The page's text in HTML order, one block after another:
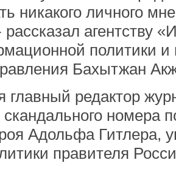
никакого личного
рассказал агентству
политики
Бахытжан
главный редактор
скандального номера
Адольфа Гитлера,
правителя